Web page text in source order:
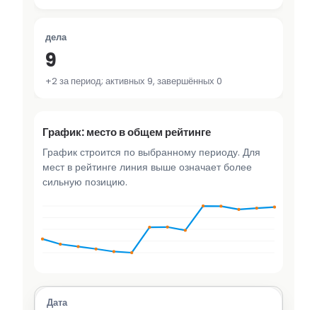
дела
9
+2 за период; активных 9, завершённых 0
График: место в общем рейтинге
График строится по выбранному периоду. Для
мест в рейтинге линия выше означает более
сильную позицию.